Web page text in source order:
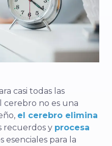
casi todas las
cerebro no es una
el cerebro elimina
recuerdos y procesa
esenciales para la